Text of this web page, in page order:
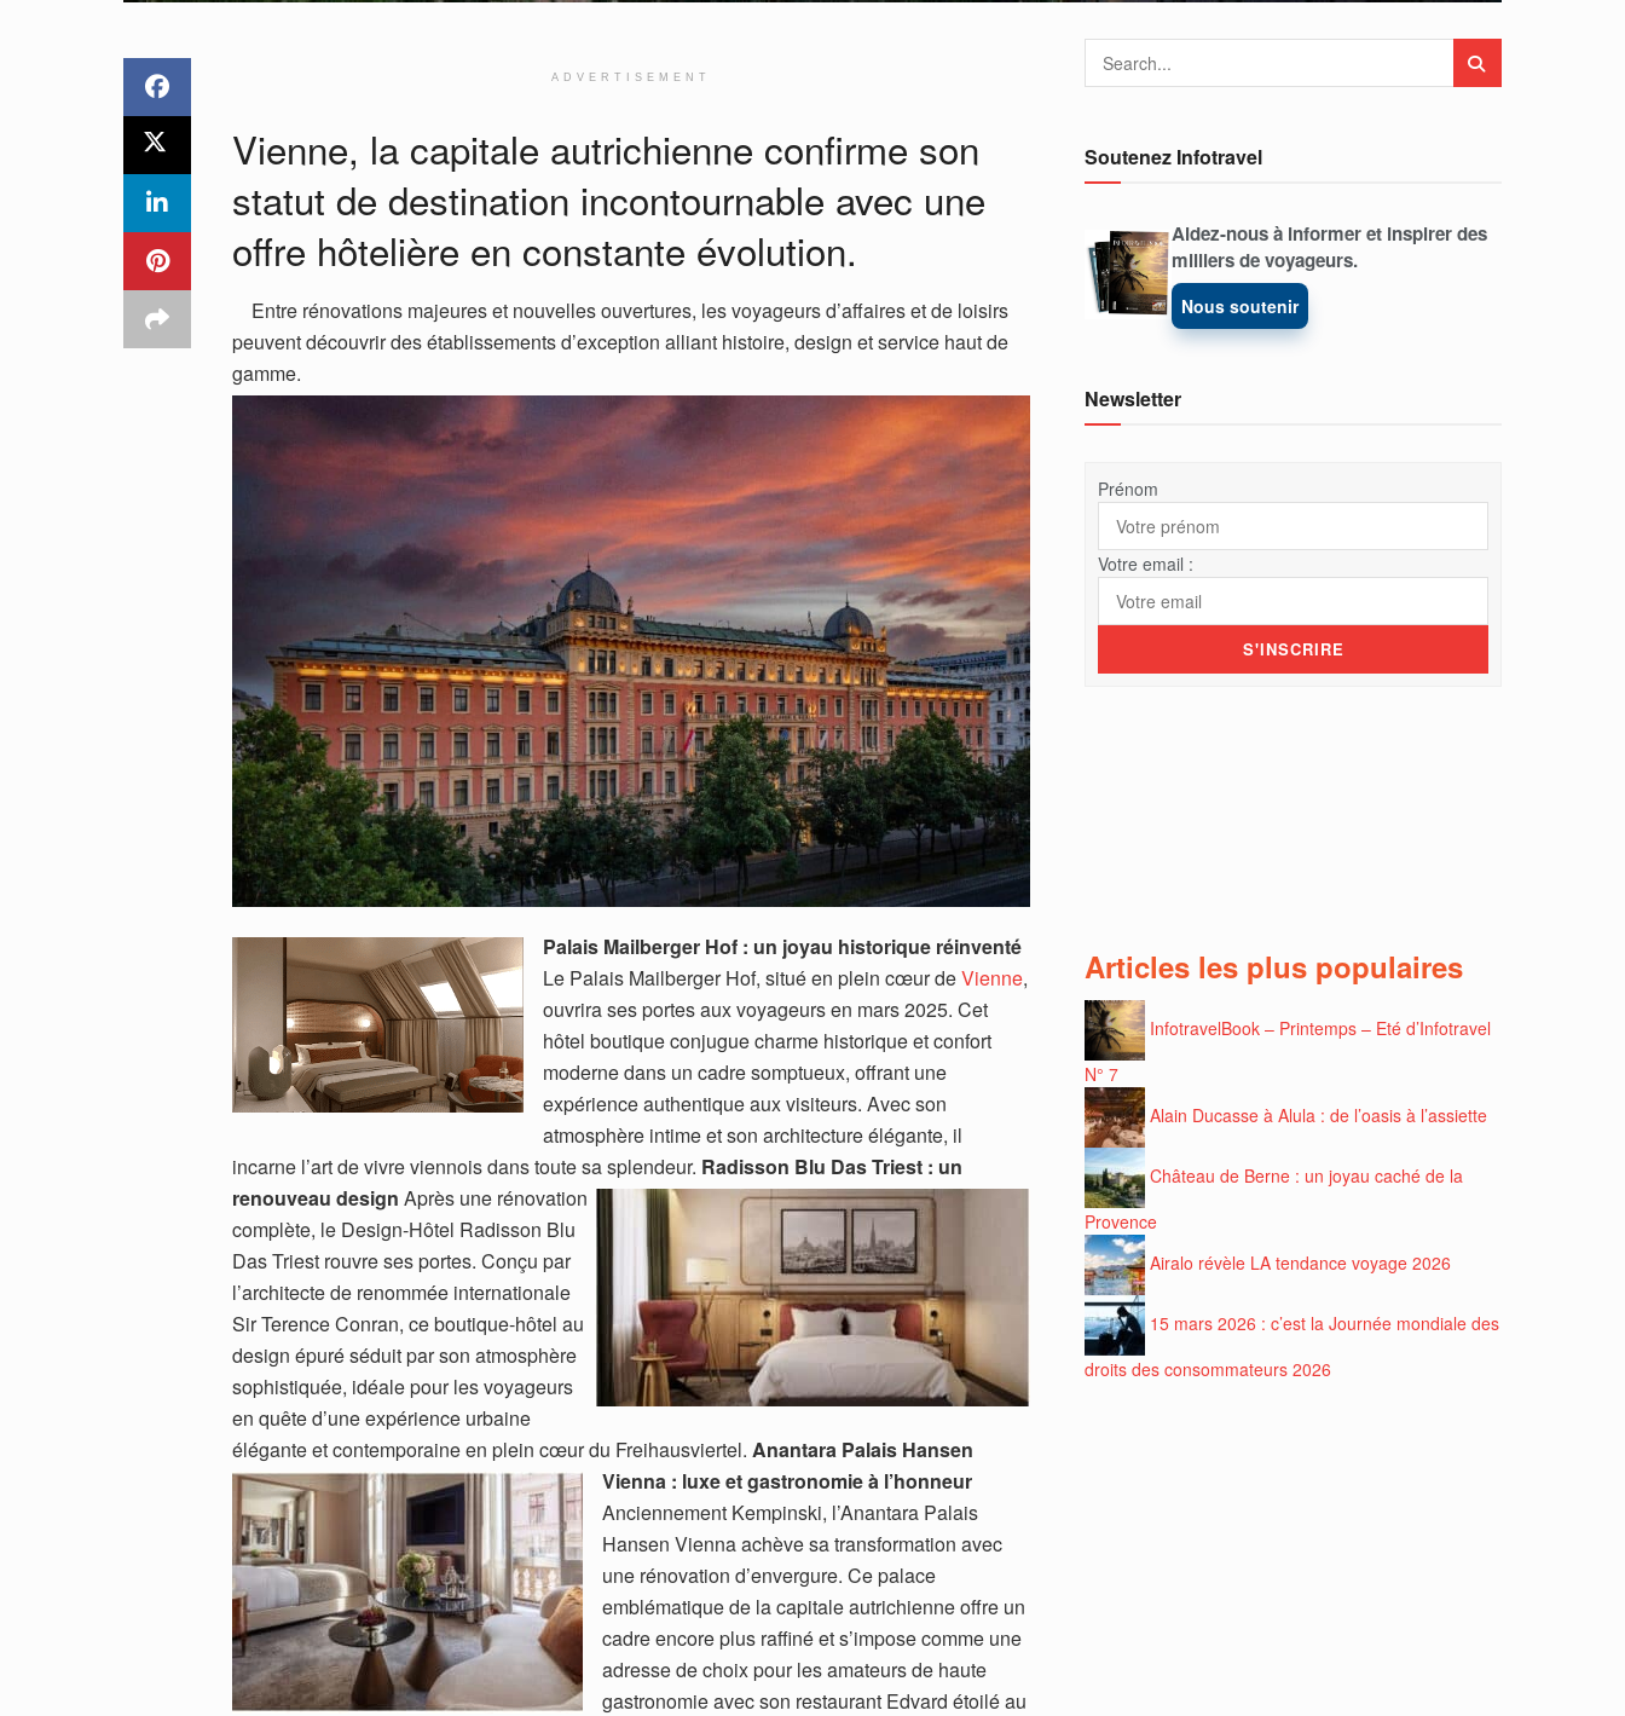
ADVERTISEMENT
Vienne, la capitale autrichienne confirme son
statut de destination incontournable avec une
offre hôtelière en constante évolution.
Entre rénovations majeures et nouvelles ouvertures, les voyageurs d’affaires et de loisirs
peuvent découvrir des établissements d’exception alliant histoire, design et service haut de
gamme.
Palais Mailberger Hof : un joyau historique réinventé
Le Palais Mailberger Hof, situé en plein cœur deVienne,
ouvrira ses portes aux voyageurs en mars 2025. Cet
hôtel boutique conjugue charme historique et confort
moderne dans un cadre somptueux, offrant une
expérience authentique aux visiteurs. Avec son
atmosphère intime et son architecture élégante, il
incarne l’art de vivre viennois dans toute sa splendeur. Radisson Blu Das Triest : un
renouveau design Après une rénovation
complète, le Design-Hôtel Radisson Blu
Das Triest rouvre ses portes. Conçu par
l’architecte de renommée internationale
Sir Terence Conran, ce boutique-hôtel au
design épuré séduit par son atmosphère
sophistiquée, idéale pour les voyageurs
en quête d’une expérience urbaine
élégante et contemporaine en plein cœur du Freihausviertel. Anantara Palais Hansen
Vienna : luxe et gastronomie à l’honneur
Anciennement Kempinski, l’Anantara Palais
Hansen Vienna achève sa transformation avec
une rénovation d’envergure. Ce palace
emblématique de la capitale autrichienne offre un
cadre encore plus raffiné et s’impose comme une
adresse de choix pour les amateurs de haute
gastronomie avec son restaurant Edvard étoilé au
Soutenez Infotravel
Aidez-nous à informer et inspirer des
milliers de voyageurs.
Nous soutenir
Newsletter
Prénom
Votre email :
Articles les plus populaires
InfotravelBook – Printemps – Eté d’Infotravel
N° 7
Alain Ducasse à Alula : de l’oasis à l’assiette
Château de Berne : un joyau caché de la
Provence
Airalo révèle LA tendance voyage 2026
15 mars 2026 : c’est la Journée mondiale des
droits des consommateurs 2026